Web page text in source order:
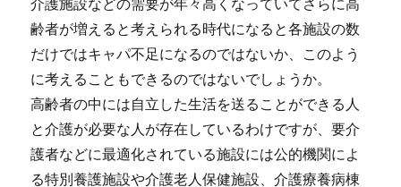
齢者が増えると考えられる時代になると各施設の数
だけではキャパ不足になるのではないか、このよう
に考えることもできるのではないでしょうか。
高齢者の中には自立した生活を送ることができる人
と介護が必要な人が存在しているわけですが、要介
護者などに最適化されている施設には公的機関によ
る特別養護施設や介護老人保健施設、介護療養病棟